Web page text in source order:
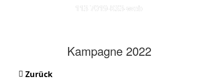
113 7019-KS3-web
Kampagne 2022
Zurück